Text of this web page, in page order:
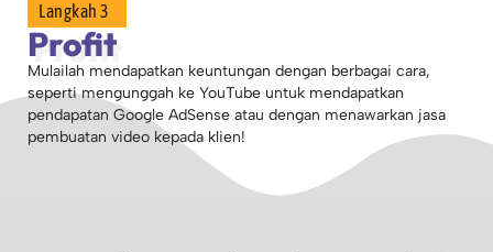
Langkah 3
Profit
Mulailah mendapatkan keuntungan dengan berbagai cara,
seperti mengunggah ke YouTube untuk mendapatkan
pendapatan Google AdSense atau dengan menawarkan jasa
pembuatan video kepada klien!